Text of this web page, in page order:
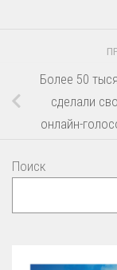
Более 50
сделали
онлайн-
Поиск